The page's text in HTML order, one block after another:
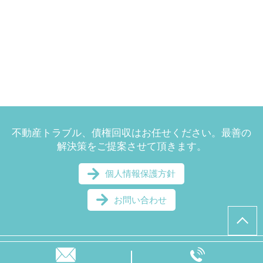
不動産トラブル、債権回収はお任せください。最善の
解決策をご提案させて頂きます。
個人情報保護方針
お問い合わせ
© 美並・太刀掛法律事務所